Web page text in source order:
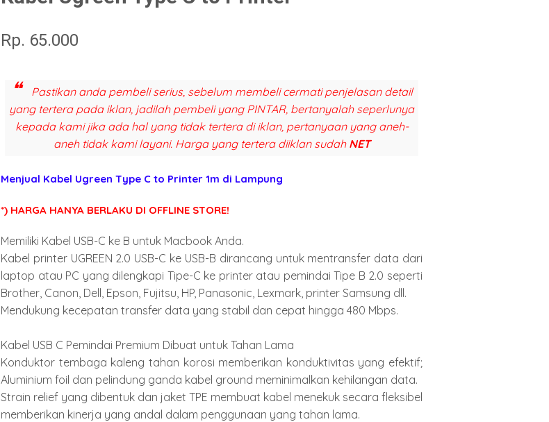
Rp. 65.000
Pastikan anda pembeli serius, sebelum membeli cermati penjelasan detail
yang tertera pada iklan, jadilah pembeli yang PINTAR, bertanyalah seperlunya
kepada kami jika ada hal yang tidak tertera di iklan, pertanyaan yang aneh-
aneh tidak kami layani. Harga yang tertera diiklan sudah NET
Menjual Kabel Ugreen Type C to Printer 1m di Lampung
*) HARGA HANYA BERLAKU DI OFFLINE STORE!
Memiliki Kabel USB-C ke B untuk Macbook Anda.
Kabel printer UGREEN 2.0 USB-C ke USB-B dirancang untuk mentransfer data dari
laptop atau PC yang dilengkapi Tipe-C ke printer atau pemindai Tipe B 2.0 seperti
Brother, Canon, Dell, Epson, Fujitsu, HP, Panasonic, Lexmark, printer Samsung dll.
Mendukung kecepatan transfer data yang stabil dan cepat hingga 480 Mbps.
Kabel USB C Pemindai Premium Dibuat untuk Tahan Lama
Konduktor tembaga kaleng tahan korosi memberikan konduktivitas yang efektif;
Aluminium foil dan pelindung ganda kabel ground meminimalkan kehilangan data.
Strain relief yang dibentuk dan jaket TPE membuat kabel menekuk secara fleksibel
memberikan kinerja yang andal dalam penggunaan yang tahan lama.